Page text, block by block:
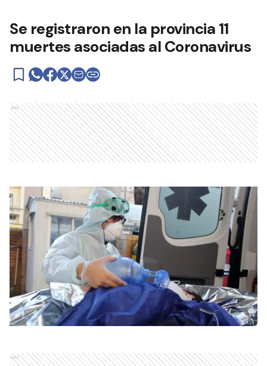
Se registraron en la provincia 11
muertes asociadas al Coronavirus
Ads
Ads